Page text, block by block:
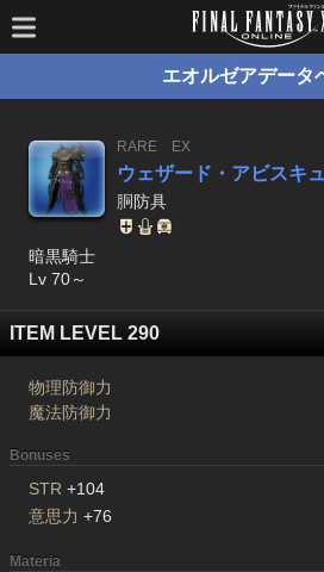
エオルゼアデータ
RARE
EX
ウェザード・アビスキ
胴防具
暗黒騎士
Lv 70～
ITEM LEVEL 290
物理防御力
魔法防御力
Bonuses
STR +104
意思力 +76
Materia